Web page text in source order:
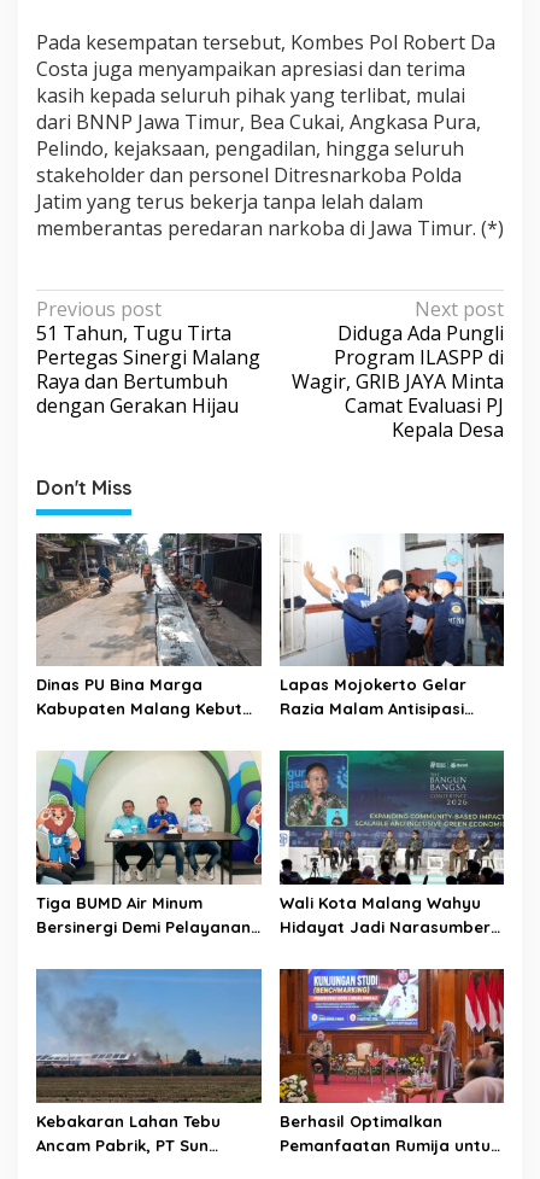
Pada kesempatan tersebut, Kombes Pol Robert Da
Costa juga menyampaikan apresiasi dan terima
kasih kepada seluruh pihak yang terlibat, mulai
dari BNNP Jawa Timur, Bea Cukai, Angkasa Pura,
Pelindo, kejaksaan, pengadilan, hingga seluruh
stakeholder dan personel Ditresnarkoba Polda
Jatim yang terus bekerja tanpa lelah dalam
memberantas peredaran narkoba di Jawa Timur. (*)
P
o
s
t
a
v
i
g
a
t
i
o
n
Previous post
51 Tahun, Tugu Tirta
Pertegas Sinergi Malang
Raya dan Bertumbuh
dengan Gerakan Hijau
Next post
Diduga Ada Pungli
Program ILASPP di
Wagir, GRIB JAYA Minta
Camat Evaluasi PJ
Kepala Desa
Don't Miss
Dinas PU Bina Marga
Kabupaten Malang Kebut
Wijaya Kepanjen
Lapas Mojokerto Gelar
Razia Malam Antisipasi
Tiga BUMD Air Minum
Bersinergi Demi Pelayanan
Raya
Wali Kota Malang Wahyu
Hidayat Jadi Narasumber
Conference 2026
Kebakaran Lahan Tebu
Ancam Pabrik, PT Sun
Berhasil Optimalkan
Pemanfaatan Rumija untuk